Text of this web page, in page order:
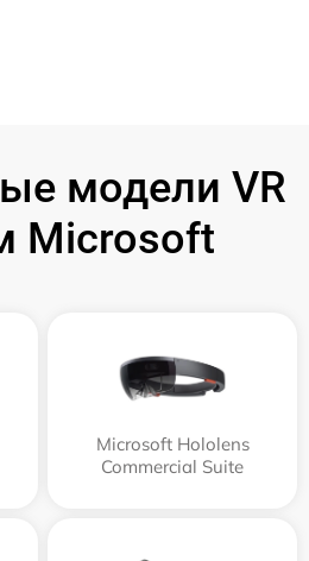
модели VR
Microsoft
Microsoft Hololens
Commercial Suite